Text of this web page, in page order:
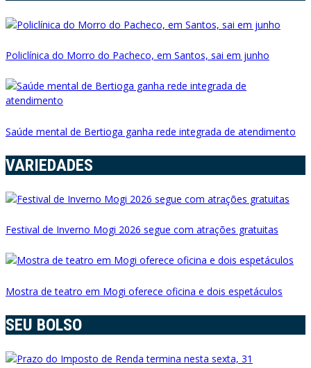
Policlínica do Morro do Pacheco, em Santos, sai em junho
Saúde mental de Bertioga ganha rede integrada de atendimento
VARIEDADES
Festival de Inverno Mogi 2026 segue com atrações gratuitas
Mostra de teatro em Mogi oferece oficina e dois espetáculos
SEU BOLSO